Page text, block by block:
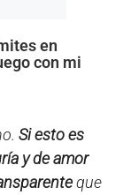
en
con mi
Si esto es
y de amor
que